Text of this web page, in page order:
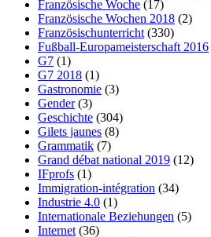
Französische Woche (17)
Französische Wochen 2018 (2)
Französischunterricht(330)
Fußball-Europameisterschaft 2016
G7 (1)
G7 2018 (1)
Gastronomie (3)
Gender(3)
Geschichte (304)
Gilets jaunes (8)
Grammatik (7)
Grand débat national 2019 (12)
IFprofs (1)
Immigration-intégration (34)
Industrie 4.0 (1)
Internationale Beziehungen (5)
Internet(36)